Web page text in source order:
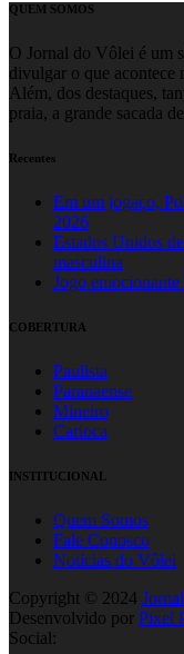
QUEM SOMOS
O Jornal do Vôlei é um
divulgar o que
Além, dos destaques,
praia, a grande sacada
Recentes
Em um jogaço,
2026
Estados Unidos
masculina
Jogo
COBERTURA
Paulista
Paranaense
Mineiro
Carioca
INSTITUCIONAL
Quem Somos
Fale Conosco
Notícias do Vôlei
Copyright © 2024
Desenvolvido por Pixel
Social: